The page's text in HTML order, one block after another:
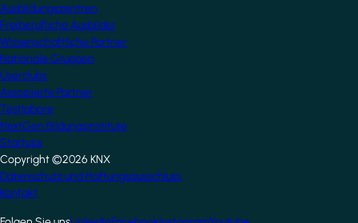
Ausbildungszentren
Freiberufliche Ausbilder
Wissenschaftliche Partner
Nationale Gruppen
Userclubs
Assoziierte Partner
Testlabore
NextGen Bildungsinstitute
Startups
Copyright ©2026 KNX
Footer
Datenschutz und Haftungsausschluss
Kontakt